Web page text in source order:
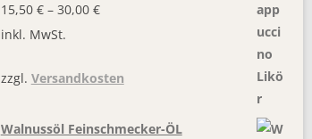
15,50 €– 30,00 €
inkl. MwSt.
zzgl. Versandkosten
Walnussöl Feinschmecker-ÖL